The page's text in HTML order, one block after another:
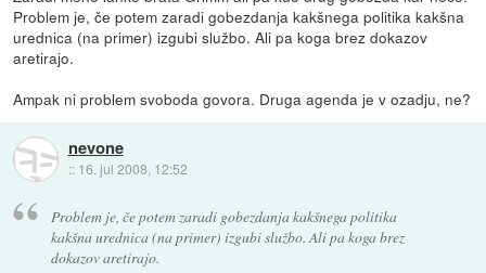
Problem je, če potem zaradi gobezdanja kakšnega politika kakšna
urednica (na primer) izgubi službo. Ali pa koga brez dokazov
aretirajo.
Ampak ni problem svoboda govora. Druga agenda je v ozadju, ne?
nevone
:: 16. jul 2008, 12:52
Problem je, če potem zaradi gobezdanja kakšnega politika
kakšna urednica (na primer) izgubi službo. Ali pa koga brez
dokazov aretirajo.